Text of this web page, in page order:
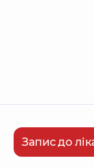
Запис до